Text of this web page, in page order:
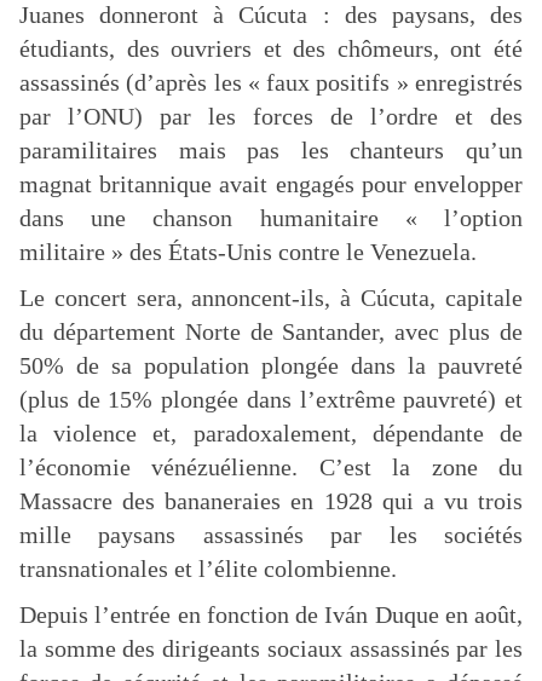
Juanes donneront à Cúcuta : des paysans, des
étudiants, des ouvriers et des chômeurs, ont été
assassinés (d’après les « faux positifs » enregistrés
par l’ONU) par les forces de l’ordre et des
paramilitaires mais pas les chanteurs qu’un
magnat britannique avait engagés pour envelopper
dans une chanson humanitaire « l’option
militaire » des États-Unis contre le Venezuela.
Le concert sera, annoncent-ils, à Cúcuta, capitale
du département Norte de Santander, avec plus de
50% de sa population plongée dans la pauvreté
(plus de 15% plongée dans l’extrême pauvreté) et
la violence et, paradoxalement, dépendante de
l’économie vénézuélienne. C’est la zone du
Massacre des bananeraies en 1928 qui a vu trois
mille paysans assassinés par les sociétés
transnationales et l’élite colombienne.
Depuis l’entrée en fonction de Iván Duque en août,
la somme des dirigeants sociaux assassinés par les